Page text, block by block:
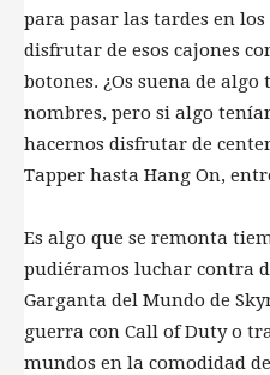
para pasar las tardes en
disfrutar de esos cajones
botones. ¿Os suena de
nombres, pero si algo
hacernos disfrutar de
Tapper hasta Hang On,
Es algo que se remonta
pudiéramos luchar contra
Garganta del Mundo de
guerra con Call of Duty o
mundos en la comodidad